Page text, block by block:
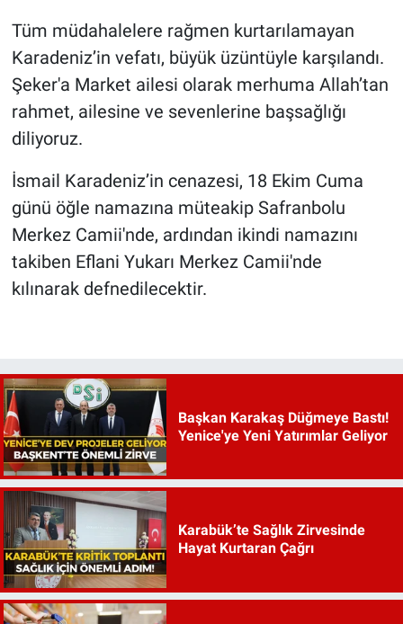
Tüm müdahalelere rağmen kurtarılamayan
Karadeniz’in vefatı, büyük üzüntüyle karşılandı.
Şeker'a Market ailesi olarak merhuma Allah’tan
rahmet, ailesine ve sevenlerine başsağlığı
diliyoruz.
İsmail Karadeniz’in cenazesi, 18 Ekim Cuma
günü öğle namazına müteakip Safranbolu
Merkez Camii'nde, ardından ikindi namazını
takiben Eflani Yukarı Merkez Camii'nde
kılınarak defnedilecektir.
Başkan Karakaş Düğmeye Bastı!
Yenice'ye Yeni Yatırımlar Geliyor
Karabük’te Sağlık Zirvesinde
Hayat Kurtaran Çağrı